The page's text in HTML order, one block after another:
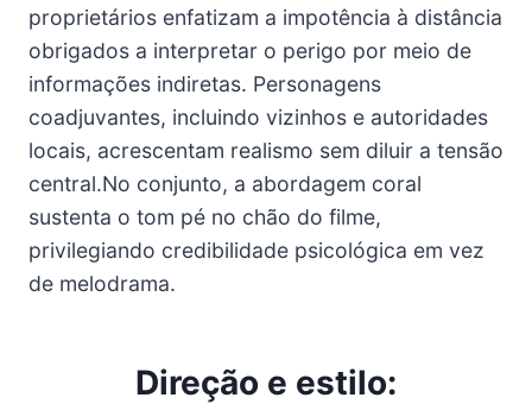
proprietários enfatizam a impotência à distância
obrigados a interpretar o perigo por meio de
informações indiretas. Personagens
coadjuvantes, incluindo vizinhos e autoridades
locais, acrescentam realismo sem diluir a tensão
central.No conjunto, a abordagem coral
sustenta o tom pé no chão do filme,
privilegiando credibilidade psicológica em vez
de melodrama.
Direção e estilo: